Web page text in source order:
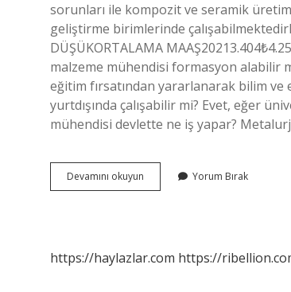
sorunları ile kompozit ve seramik
geliştirme birimlerinde
DÜŞÜKORTALAMA
malzeme mühendisi formasyon alabilir
eğitim fırsatından yararlanarak bilim
yurtdışında çalışabilir mi? Evet, eğer
mühendisi devlette ne iş yapar?
Devamını okuyun Metalurji
Ve
Çalışır
Yorum Bırak
https://haylazlar.com https://